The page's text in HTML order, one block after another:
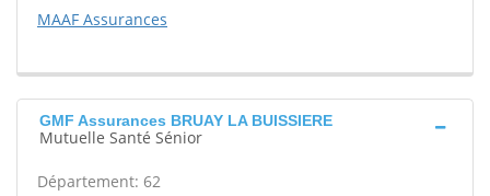
MAAF Assurances
GMF Assurances BRUAY LA BUISSIERE
Mutuelle Santé Sénior
Département: 62